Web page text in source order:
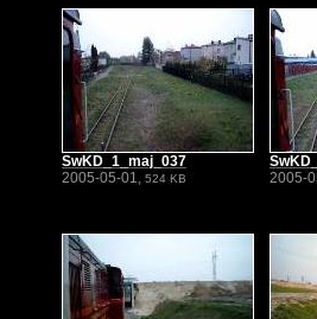
SwKD_1_maj_037
2005-05-01, 524 KB
2005-